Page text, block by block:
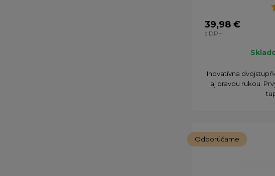
39,98 €
s DPH
Inovatívna
aj pravou rukou.
Odporúčame